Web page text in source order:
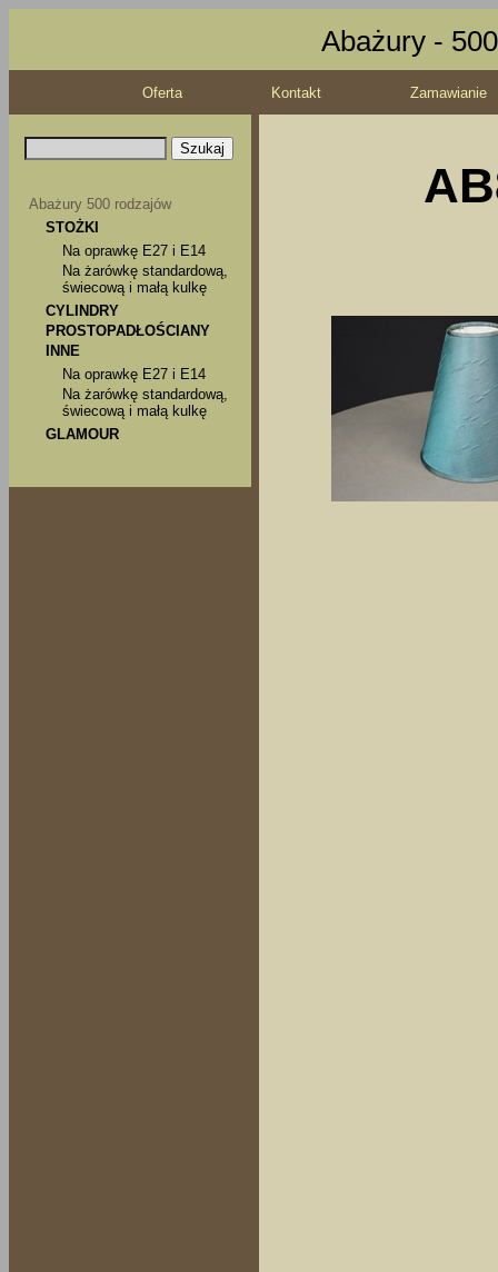
Abażury -
Oferta Kontakt Zamawianie
Abażury 500 rodzajów
STOŻKI
Na oprawkę E27 i E14
Na żarówkę standardową,
świecową i małą kulkę
CYLINDRY
PROSTOPADŁOŚCIANY
INNE
Na oprawkę E27 i E14
Na żarówkę standardową,
świecową i małą kulkę
GLAMOUR